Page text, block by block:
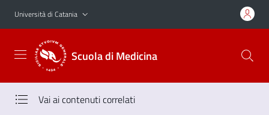
Vai al contenuto principale
Vai al menu di navigazione
Università di Catania
Scuola di Medicina
Vai ai contenuti correlati